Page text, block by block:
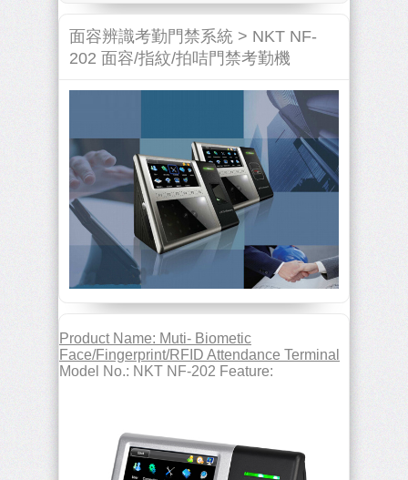
面容辨識考勤門禁系統 > NKT NF-
202 面容/指紋/拍咭門禁考勤機
Product Name: Muti- Biometic
Face/Fingerprint/RFID Attendance Terminal
Model No.: NKT NF-202 Feature: